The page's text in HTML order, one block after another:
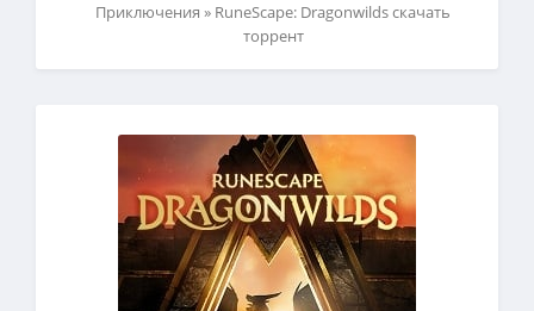
Приключения » RuneScape: Dragonwilds скачать
торрент